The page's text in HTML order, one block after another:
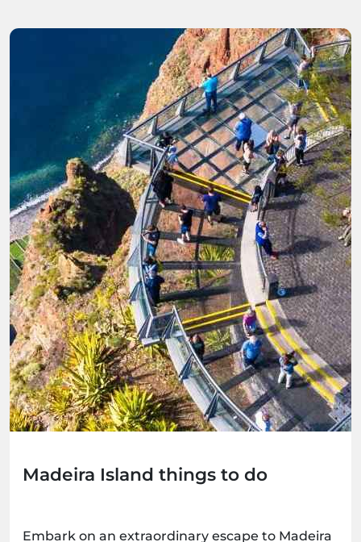
Madeira Island things to do
Embark on an extraordinary escape to Madeira